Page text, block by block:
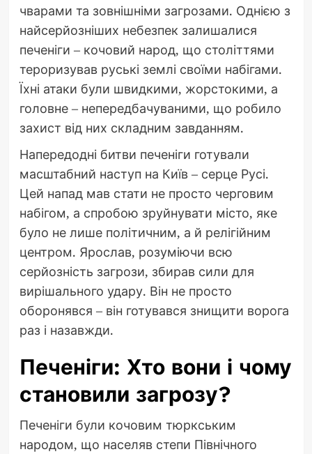
чварами та зовнішніми загрозами. Однією з
найсерйозніших небезпек залишалися
печеніги – кочовий народ, що століттями
тероризував руські землі своїми набігами.
Їхні атаки були швидкими, жорстокими, а
головне – непередбачуваними, що робило
захист від них складним завданням.
Напередодні битви печеніги готували
масштабний наступ на Київ – серце Русі.
Цей напад мав стати не просто черговим
набігом, а спробою зруйнувати місто, яке
було не лише політичним, а й релігійним
центром. Ярослав, розуміючи всю
серйозність загрози, збирав сили для
вирішального удару. Він не просто
оборонявся – він готувався знищити ворога
раз і назавжди.
Печеніги: Хто вони і чому
становили загрозу?
Печеніги були кочовим тюркським
народом, що населяв степи Північного